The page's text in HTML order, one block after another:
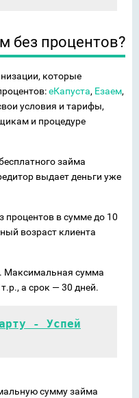
без процентов?
которые
еКапуста, Езаем,
условия и тарифы,
и процедуре
займа
выдает деньги уже
в сумме до 10
возраст клиента
Максимальная сумма
а срок — 30 дней.
- Успей
сумму займа